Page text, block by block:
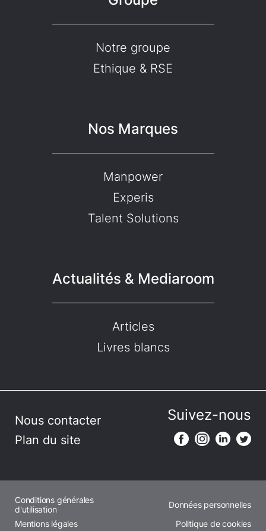
Notre groupe
Ethique & RSE
Nos Marques
Manpower
Experis
Talent Solutions
Actualités & Mediaroom
Articles
Livres blancs
Nous contacter
Plan du site
Suivez-nous
Conditions générales
d'utilisation
Données personnelles
Mentions légales
Politique de cookies